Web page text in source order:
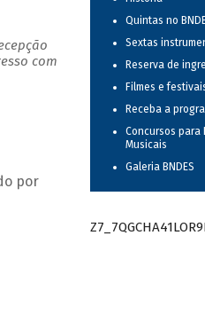
com
por
Quintas no
Sextas
Reserva de
Filmes e
Receba a
Concursos para
Musicais
Galeria BNDES